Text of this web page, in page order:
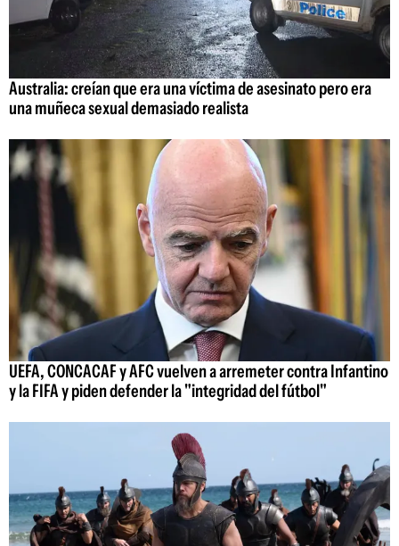
Australia: creían que era una víctima de asesinato pero era
una muñeca sexual demasiado realista
UEFA, CONCACAF y AFC vuelven a arremeter contra Infantino
y la FIFA y piden defender la "integridad del fútbol"